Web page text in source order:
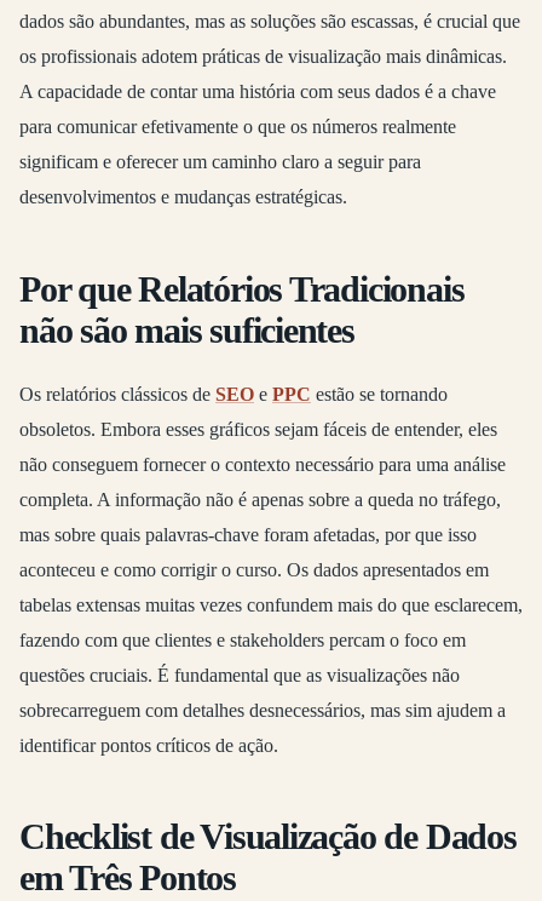
dados são abundantes, mas as soluções são escassas, é crucial que
os profissionais adotem práticas de visualização mais dinâmicas.
A capacidade de contar uma história com seus dados é a chave
para comunicar efetivamente o que os números realmente
significam e oferecer um caminho claro a seguir para
desenvolvimentos e mudanças estratégicas.
Por que Relatórios Tradicionais
não são mais suficientes
Os relatórios clássicos de SEO e PPC estão se tornando
obsoletos. Embora esses gráficos sejam fáceis de entender, eles
não conseguem fornecer o contexto necessário para uma análise
completa. A informação não é apenas sobre a queda no tráfego,
mas sobre quais palavras-chave foram afetadas, por que isso
aconteceu e como corrigir o curso. Os dados apresentados em
tabelas extensas muitas vezes confundem mais do que esclarecem,
fazendo com que clientes e stakeholders percam o foco em
questões cruciais. É fundamental que as visualizações não
sobrecarreguem com detalhes desnecessários, mas sim ajudem a
identificar pontos críticos de ação.
Checklist de Visualização de Dados
em Três Pontos